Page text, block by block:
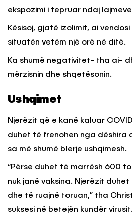
ekspozimi i tepruar ndaj
Kësisoj, gjatë izolimit, ai
situatën vetëm një orë në ditë.
Ka shumë negativitet- tha ai-
mërzisnin dhe shqetësonin.
Ushqimet
Njerëzit që e kanë kaluar
duhet të frenohen nga dëshira
sa më shumë blerje ushqimesh.
“Përse duhet të marrësh 600
nuk janë vaksina. Njerëzit
dhe të ruajnë toruan,” tha
suksesi në betejën kundër virusit.